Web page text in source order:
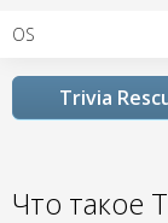
OS
Trivia
Что такое